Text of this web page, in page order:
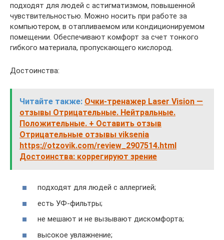
подходят для людей с астигматизмом, повышенной
чувствительностью. Можно носить при работе за
компьютером, в отапливаемом или кондиционируемом
помещении. Обеспечивают комфорт за счет тонкого
гибкого материала, пропускающего кислород.
Достоинства:
Читайте также: Очки-тренажер Laser Vision —
отзывы Отрицательные. Нейтральные.
Положительные. + Оставить отзыв
Отрицательные отзывы viksenia
https://otzovik.com/review_2907514.html
Достоинства: коррегируют зрение
подходят для людей с аллергией;
есть УФ-фильтры;
не мешают и не вызывают дискомфорта;
высокое увлажнение;